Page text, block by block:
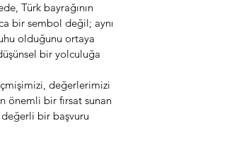
Türk bayrağının
bir sembol değil; aynı
olduğunu ortaya
bir yolculuğa
değerlerimizi
önemli bir fırsat sunan
bir başvuru